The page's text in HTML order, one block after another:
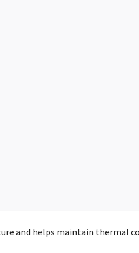
and helps maintain thermal